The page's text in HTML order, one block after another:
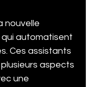
nouvelle
automatisent
Ces assistants
aspects
une